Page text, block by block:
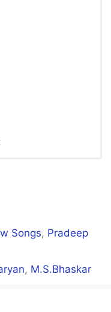
Songs, Pradeep
, M.S.Bhaskar